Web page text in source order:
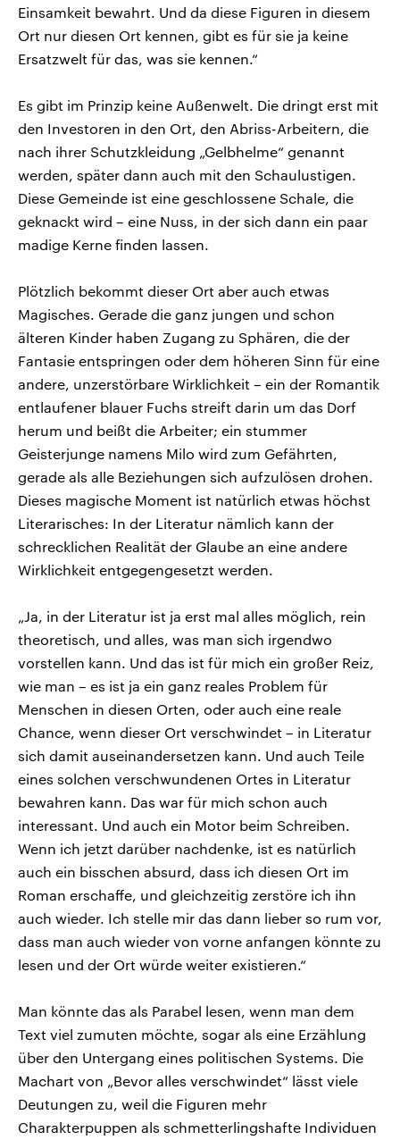
Einsamkeit bewahrt. Und da diese Figuren in diesem
Ort nur diesen Ort kennen, gibt es für sie ja keine
Ersatzwelt für das, was sie kennen.“
Es gibt im Prinzip keine Außenwelt. Die dringt erst mit
den Investoren in den Ort, den Abriss-Arbeitern, die
nach ihrer Schutzkleidung „Gelbhelme“ genannt
werden, später dann auch mit den Schaulustigen.
Diese Gemeinde ist eine geschlossene Schale, die
geknackt wird – eine Nuss, in der sich dann ein paar
madige Kerne finden lassen.
Plötzlich bekommt dieser Ort aber auch etwas
Magisches. Gerade die ganz jungen und schon
älteren Kinder haben Zugang zu Sphären, die der
Fantasie entspringen oder dem höheren Sinn für eine
andere, unzerstörbare Wirklichkeit – ein der Romantik
entlaufener blauer Fuchs streift darin um das Dorf
herum und beißt die Arbeiter; ein stummer
Geisterjunge namens Milo wird zum Gefährten,
gerade als alle Beziehungen sich aufzulösen drohen.
Dieses magische Moment ist natürlich etwas höchst
Literarisches: In der Literatur nämlich kann der
schrecklichen Realität der Glaube an eine andere
Wirklichkeit entgegengesetzt werden.
„Ja, in der Literatur ist ja erst mal alles möglich, rein
theoretisch, und alles, was man sich irgendwo
vorstellen kann. Und das ist für mich ein großer Reiz,
wie man – es ist ja ein ganz reales Problem für
Menschen in diesen Orten, oder auch eine reale
Chance, wenn dieser Ort verschwindet – in Literatur
sich damit auseinandersetzen kann. Und auch Teile
eines solchen verschwundenen Ortes in Literatur
bewahren kann. Das war für mich schon auch
interessant. Und auch ein Motor beim Schreiben.
Wenn ich jetzt darüber nachdenke, ist es natürlich
auch ein bisschen absurd, dass ich diesen Ort im
Roman erschaffe, und gleichzeitig zerstöre ich ihn
auch wieder. Ich stelle mir das dann lieber so rum vor,
dass man auch wieder von vorne anfangen könnte zu
lesen und der Ort würde weiter existieren.“
Man könnte das als Parabel lesen, wenn man dem
Text viel zumuten möchte, sogar als eine Erzählung
über den Untergang eines politischen Systems. Die
Machart von „Bevor alles verschwindet“ lässt viele
Deutungen zu, weil die Figuren mehr
Charakterpuppen als schmetterlingshafte Individuen